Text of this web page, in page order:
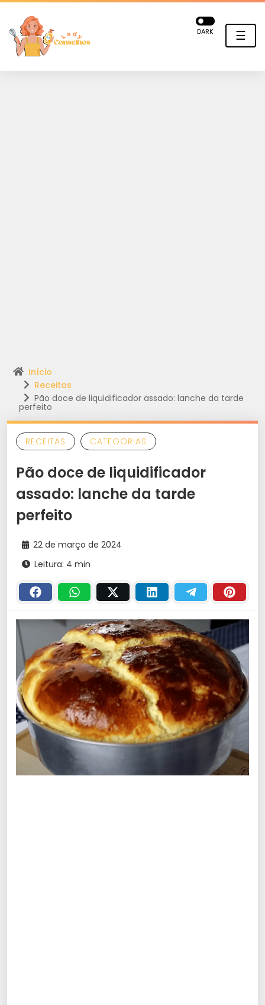
☰
DARK
Início
Receitas
Pão doce de liquidificador assado: lanche da tarde
perfeito
RECEITAS CATEGORIAS
Pão doce de liquidificador
assado: lanche da tarde
perfeito
22 de março de 2024
Leitura: 4 min